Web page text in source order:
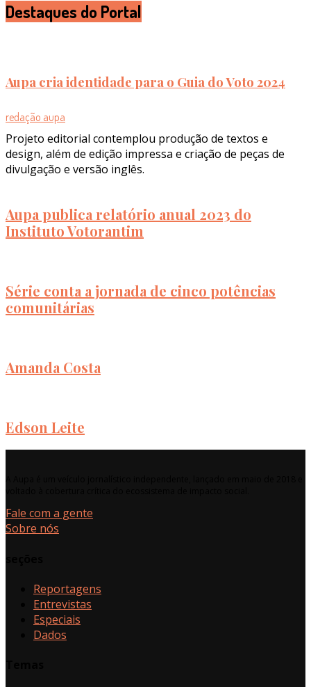
Destaques do Portal
Aupa cria identidade para o Guia do Voto 2024
redação aupa
Projeto editorial contemplou produção de textos e
design, além de edição impressa e criação de peças de
divulgação e versão inglês.
Aupa publica relatório anual 2023 do
Instituto Votorantim
Série conta a jornada de cinco potências
comunitárias
Amanda Costa
Edson Leite
Fale com a gente
Sobre nós
Reportagens
Entrevistas
Especiais
Dados